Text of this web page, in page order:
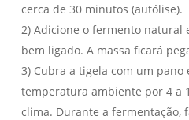
cerca de 30 minutos (autólise).
2) Adicione o fermento natural
bem ligado. A massa ficará
3) Cubra a tigela com um
temperatura ambiente por 4 a
clima. Durante a fermentação,